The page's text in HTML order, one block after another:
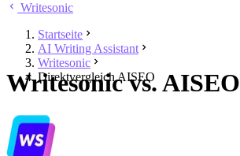
Writesonic
Startseite
AI Writing Assistant
Writesonic
Direktvergleich AISEO
Writesonic vs. AISEO